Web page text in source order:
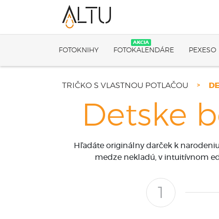
FOTOKNIHY FOTOKALENDÁRE
AKCIA
PEXESO
TRIČKO S VLASTNOU POTLAČOU
Detske
Hľadáte originálny darček k
medze nekladú, v intuitívnom
1